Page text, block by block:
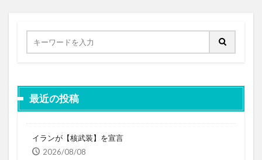
最近の投稿
イランが【核武装】を宣言
2026/08/08